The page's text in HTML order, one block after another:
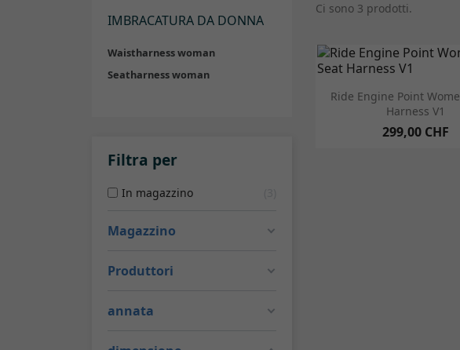
IMBRACATURA DA DONNA
Waistharness woman
Seatharness woman
Filtra per
In magazzino
Magazzino
Produttori
annata
Ci sono 3 prodotti.
 Anteprima
Ride Engine Point
Harness V1
299,00 CHF